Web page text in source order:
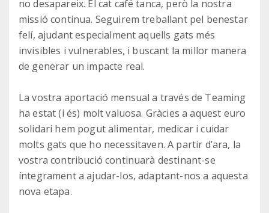
no desapareix. El cat café tanca, però la nostra
missió continua. Seguirem treballant pel benestar
felí, ajudant especialment aquells gats més
invisibles i vulnerables, i buscant la millor manera
de generar un impacte real.
La vostra aportació mensual a través de Teaming
ha estat (i és) molt valuosa. Gràcies a aquest euro
solidari hem pogut alimentar, medicar i cuidar
molts gats que ho necessitaven. A partir d’ara, la
vostra contribució continuarà destinant-se
íntegrament a ajudar-los, adaptant-nos a aquesta
nova etapa.